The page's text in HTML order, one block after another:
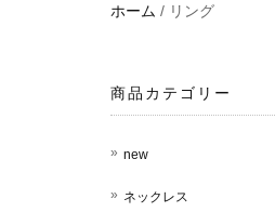
ホーム / リング
商品カテゴリー
new
ネックレス